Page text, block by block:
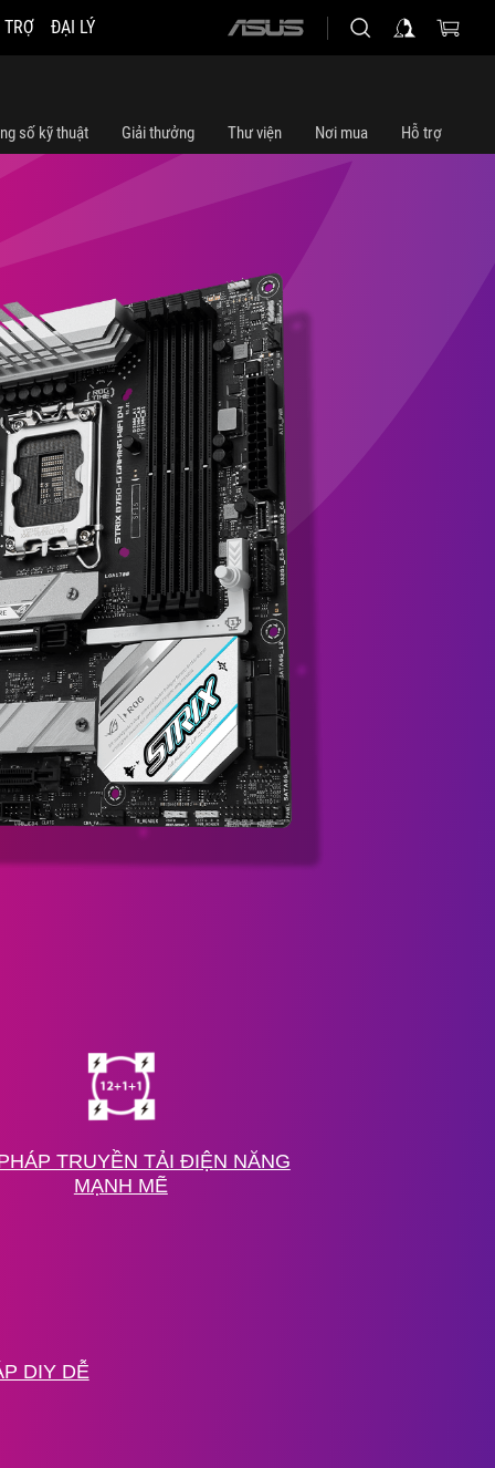
ĐẠI LÝ
ASUS
số kỹ thuật Giải thưởng Thư viện Nơi mua Hỗ trợ
TRUYỀN TẢI ĐIỆN NĂNG
MẠNH MẼ
DIY DỄ